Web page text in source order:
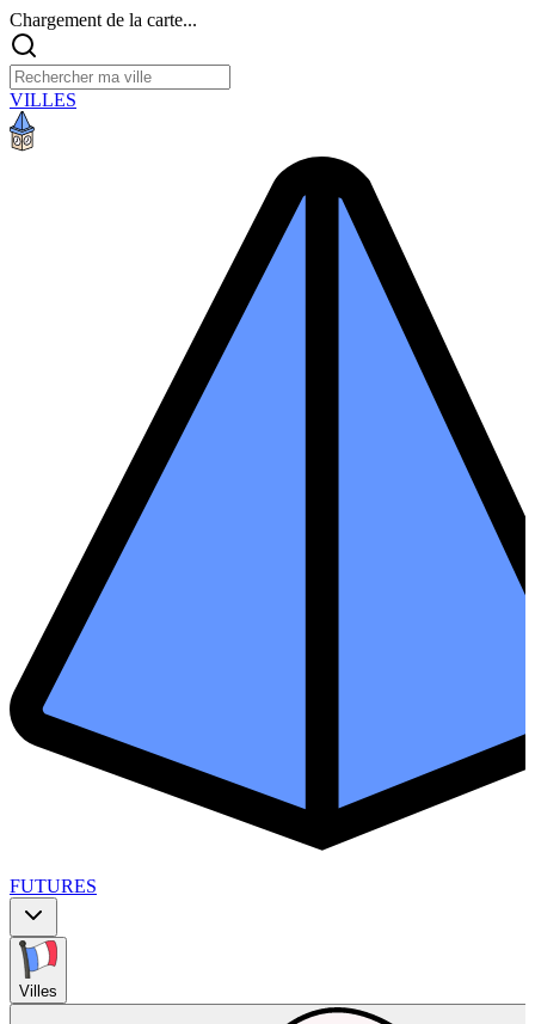
Chargement de la carte...
VILLES
FUTURES
Villes